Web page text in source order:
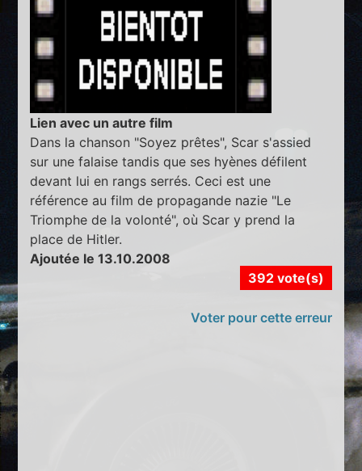
Lien avec un autre film
Dans la chanson "Soyez prêtes", Scar s'assied
sur une falaise tandis que ses hyènes défilent
devant lui en rangs serrés. Ceci est une
référence au film de propagande nazie "Le
Triomphe de la volonté", où Scar y prend la
place de Hitler.
Ajoutée le 13.10.2008
392 vote(s)
Voter pour cette erreur